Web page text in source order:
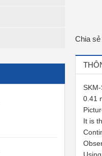
Chia
0.41
It is